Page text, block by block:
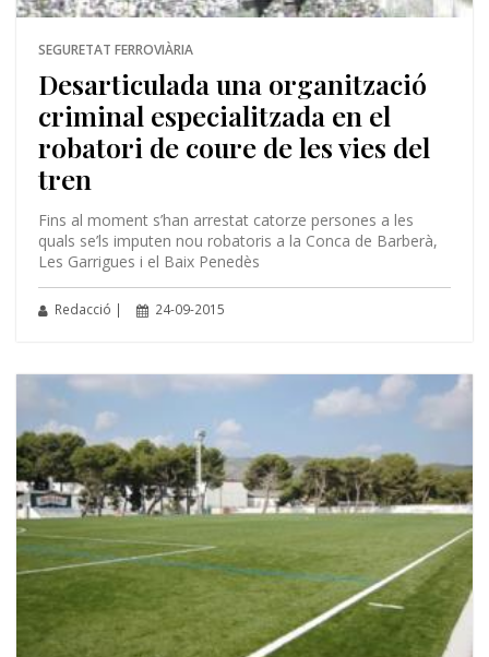
SEGURETAT FERROVIÀRIA
Desarticulada una organització
criminal especialitzada en el
robatori de coure de les vies del
tren
Fins al moment s’han arrestat catorze persones a les
quals se’ls imputen nou robatoris a la Conca de Barberà,
Les Garrigues i el Baix Penedès
Redacció | 24-09-2015